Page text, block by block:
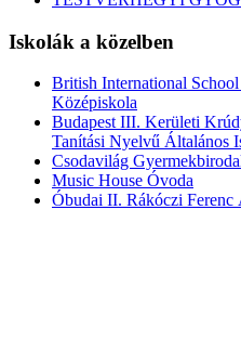
Iskolák a közelben
British International
Középiskola
Budapest III. Kerületi
Tanítási Nyelvű Általános
Csodavilág
Music House Óvoda
Óbudai II. Rákóczi Ferenc